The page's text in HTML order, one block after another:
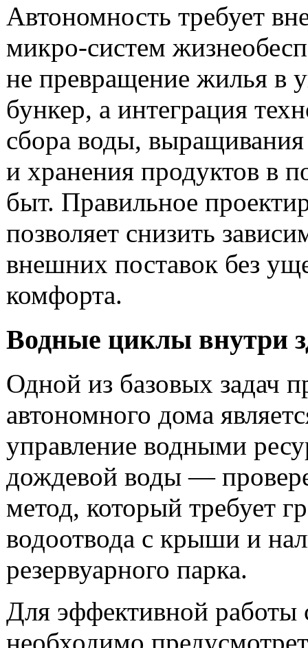
Автономность требует
микро-систем
не превращение жилья в
бункер, а интеграция
сбора воды, выращивания
и хранения продуктов в
быт. Правильное
позволяет снизить
внешних поставок без
комфорта.
Водные циклы внутри
Одной из базовых задач
автономного дома
управление водными
дождевой воды —
метод, который требует
водоотвода с крыши и
резервуарного парка.
Для эффективной работы